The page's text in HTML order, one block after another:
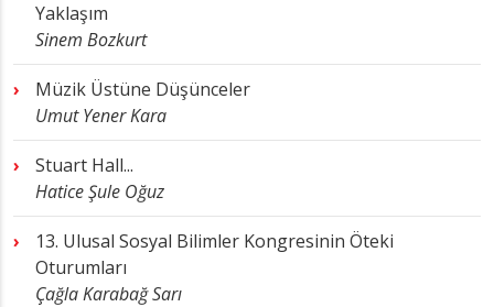
Yaklaşım
Sinem Bozkurt
Müzik Üstüne Düşünceler
Umut Yener Kara
Stuart Hall...
Hatice Şule Oğuz
13. Ulusal Sosyal Bilimler Kongresinin Öteki
Oturumları
Çağla Karabağ Sarı